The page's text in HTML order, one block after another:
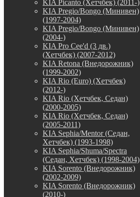
KIA Picanto (Хетчбек) (2011-)
KIA Pregio/Bongo (Минивен)
(1997-2004)
KIA Pregio/Bongo (Минивен)
(2004-)
KIA Pro Cee'd (3 дв.)
(Хетчбек) (2007-2012)
KIA Retona (Внедорожник)
(1999-2002)
KIA Rio (Euro) (Хетчбек)
(2012-)
KIA Rio (Хетчбек, Седан)
(2000-2005)
KIA Rio (Хетчбек, Седан)
(2005-2011)
KIA Sephia/Mentor (Седан,
Хетчбек) (1993-1998)
KIA Sephia/Shuma/Spectra
(Седан, Хетчбек) (1998-2004)
KIA Sorento (Внедорожник)
(2002-2009)
KIA Sorento (Внедорожник)
(2010-)